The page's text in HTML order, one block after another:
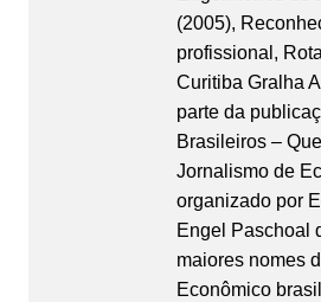
(2005),
profissional,
Curitiba Gralha
parte da
Brasileiros –
Jornalismo de
organizado por
Engel Paschoal
maiores nomes
Econômico